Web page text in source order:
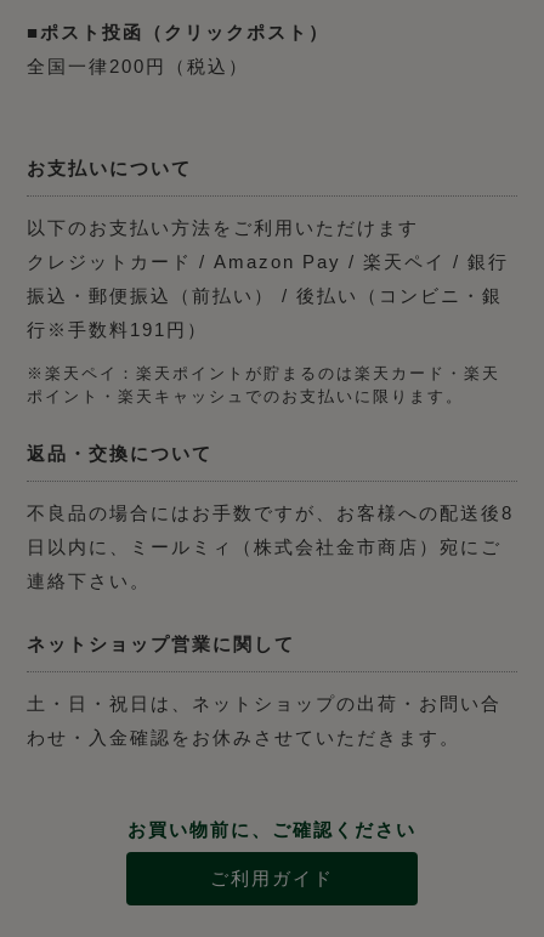
■ポスト投函（クリックポスト）
全国一律200円（税込）
お支払いについて
以下のお支払い方法をご利用いただけます
クレジットカード / Amazon Pay / 楽天ペイ / 銀行
振込・郵便振込（前払い） / 後払い（コンビニ・銀
行※手数料191円）
※楽天ペイ：楽天ポイントが貯まるのは楽天カード・楽天
ポイント・楽天キャッシュでのお支払いに限ります。
返品・交換について
不良品の場合にはお手数ですが、お客様への配送後8
日以内に、ミールミィ（株式会社金市商店）宛にご
連絡下さい。
ネットショップ営業に関して
土・日・祝日は、ネットショップの出荷・お問い合
わせ・入金確認をお休みさせていただきます。
お買い物前に、ご確認ください
ご利用ガイド